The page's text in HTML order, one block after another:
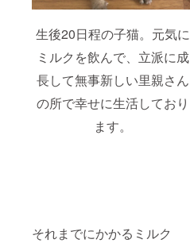
生後20日程の子猫。元気に
ミルクを飲んで、立派に成
長して無事新しい里親さん
の所で幸せに生活しており
ます。
それまでにかかるミルク